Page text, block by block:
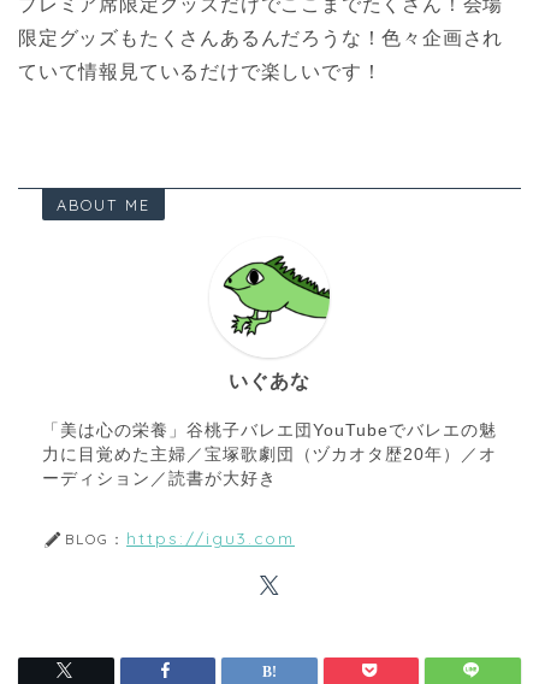
プレミア席限定グッズだけでここまでたくさん！会場
限定グッズもたくさんあるんだろうな！色々企画され
ていて情報見ているだけで楽しいです！
ABOUT ME
いぐあな
「美は心の栄養」谷桃子バレエ団YouTubeでバレエの魅
力に目覚めた主婦／宝塚歌劇団（ヅカオタ歴20年）／オ
ーディション／読書が大好き
BLOG： https://igu3.com